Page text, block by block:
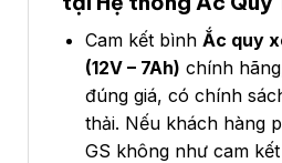
Cam kết bình Ắc quy
(12V – 7Ah) chính
đúng giá, có chính
thải. Nếu khách hàng
GS không như cam